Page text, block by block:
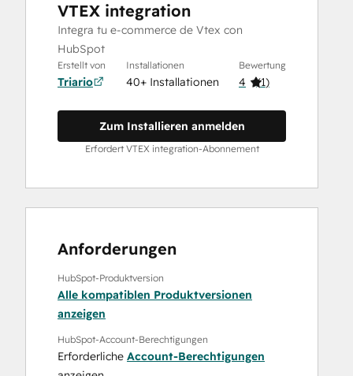
VTEX integration
Integra tu e-commerce de Vtex con
HubSpot
Erstellt von
Triario
Installationen
40+ Installationen
Bewertung
4 (1)
Zum Installieren anmelden
Erfordert VTEX integration-Abonnement
Anforderungen
HubSpot-Produktversion
Alle kompatiblen Produktversionen
anzeigen
HubSpot-Account-Berechtigungen
Erforderliche Account-Berechtigungen